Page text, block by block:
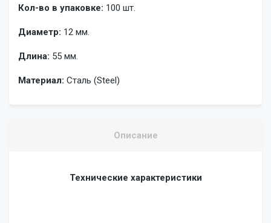
Кол-во в упаковке: 100 шт.
Диаметр: 12 мм.
Длина: 55 мм.
Материал: Сталь (Steel)
Описание
Технические характеристики